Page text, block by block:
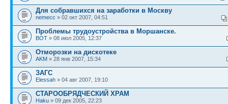
Для собравшихся на заработки в Москву
nemecc » 02 окт 2007, 04:51
Проблемы трудоустройства в Моршанске.
BOT » 08 июл 2005, 12:37
Отморозки на дискотеке
AKM » 28 янв 2007, 15:34
ЗАГС
Elessah » 04 авг 2007, 19:10
СТАРООБРЯДЧЕСКИЙ ХРАМ
Haku » 09 дек 2005, 22:23